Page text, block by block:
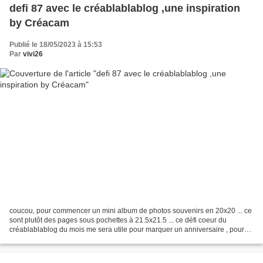
defi 87 avec le créablablablog ,une inspiration
by Créacam
Publié le 18/05/2023 à 15:53
Par vivi26
coucou, pour commencer un mini album de photos souvenirs en 20x20 ... ce
sont plutôt des pages sous pochettes à 21.5x21.5 ... ce défi coeur du
créablablablog du mois me sera utile pour marquer un anniversaire , pour